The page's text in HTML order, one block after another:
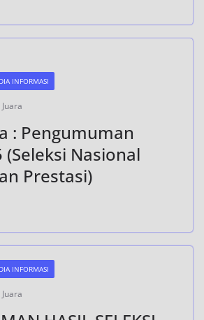
INFORMASI
: Pengumuman
(Seleksi Nasional
Prestasi)
INFORMASI